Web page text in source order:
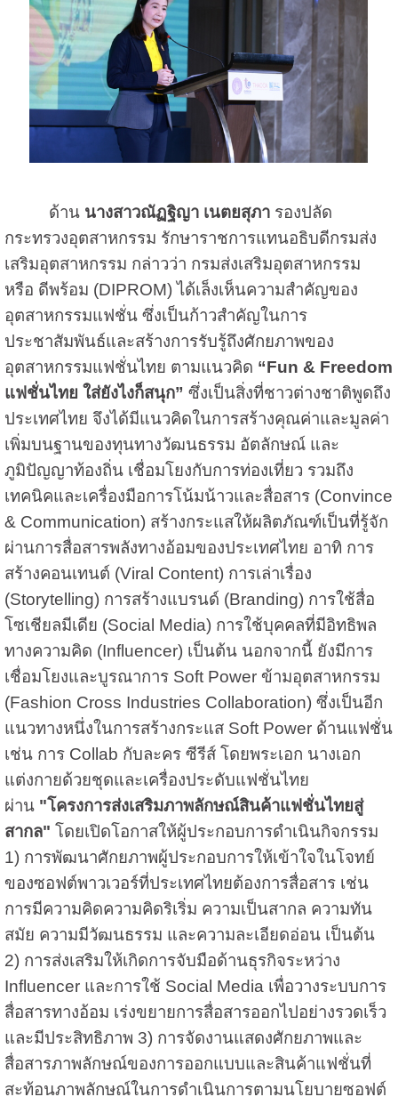
ด้าน นางสาวณัฏฐิญา เนตยสุภารองปลัด
กระทรวงอุตสาหกรรม รักษาราชการแทนอธิบดีกรมส่ง
เสริมอุตสาหกรรม กล่าวว่า กรมส่งเสริมอุตสาหกรรม
หรือ ดีพร้อม (DIPROM) ได้เล็งเห็นความสำคัญของ
อุตสาหกรรมแฟชั่น ซึ่งเป็นก้าวสำคัญในการ
ประชาสัมพันธ์และสร้างการรับรู้ถึงศักยภาพของ
อุตสาหกรรมแฟชั่นไทย ตามแนวคิด “Fun & Freedom
แฟชั่นไทย ใส่ยังไงก็สนุก” ซึ่งเป็นสิ่งที่ชาวต่างชาติพูดถึง
ประเทศไทย จึงได้มีแนวคิดในการสร้างคุณค่าและมูลค่า
เพิ่มบนฐานของทุนทางวัฒนธรรม อัตลักษณ์ และ
ภูมิปัญญาท้องถิ่น เชื่อมโยงกับการท่องเที่ยว รวมถึง
เทคนิคและเครื่องมือการโน้มน้าวและสื่อสาร (Convince
& Communication) สร้างกระแสให้ผลิตภัณฑ์เป็นที่รู้จัก
ผ่านการสื่อสารพลังทางอ้อมของประเทศไทย อาทิ การ
สร้างคอนเทนต์ (Viral Content) การเล่าเรื่อง
(Storytelling) การสร้างแบรนด์ (Branding) การใช้สื่อ
โซเชียลมีเดีย (Social Media) การใช้บุคคลที่มีอิทธิพล
ทางความคิด (Influencer) เป็นต้น นอกจากนี้ ยังมีการ
เชื่อมโยงและบูรณาการ Soft Power ข้ามอุตสาหกรรม
(Fashion Cross Industries Collaboration) ซึ่งเป็นอีก
แนวทางหนึ่งในการสร้างกระแส Soft Power ด้านแฟชั่น
เช่น การ Collab กับละคร ซีรีส์ โดยพระเอก นางเอก
แต่งกายด้วยชุดและเครื่องประดับแฟชั่นไทย
ผ่าน "โครงการส่งเสริมภาพลักษณ์สินค้าแฟชั่นไทยสู่
สากล" โดยเปิดโอกาสให้ผู้ประกอบการดำเนินกิจกรรม
1) การพัฒนาศักยภาพผู้ประกอบการให้เข้าใจในโจทย์
ของซอฟต์พาวเวอร์ที่ประเทศไทยต้องการสื่อสาร เช่น
การมีความคิดความคิดริเริ่ม ความเป็นสากล ความทัน
สมัย ความมีวัฒนธรรม และความละเอียดอ่อน เป็นต้น
2) การส่งเสริมให้เกิดการจับมือด้านธุรกิจระหว่าง
Influencer และการใช้ Social Media เพื่อวางระบบการ
สื่อสารทางอ้อม เร่งขยายการสื่อสารออกไปอย่างรวดเร็ว
และมีประสิทธิภาพ 3) การจัดงานแสดงศักยภาพและ
สื่อสารภาพลักษณ์ของการออกแบบและสินค้าแฟชั่นที่
สะท้อนภาพลักษณ์ในการดำเนินการตามนโยบายซอฟต์